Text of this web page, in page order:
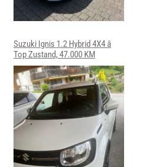
Suzuki Ignis 1.2 Hybrid 4X4 â
Top Zustand, 47.000 KM